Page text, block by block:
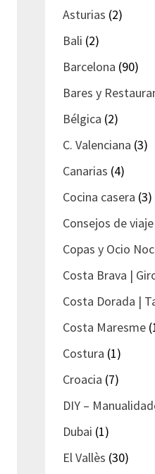
Asturias (2)
Bali (2)
Barcelona (90)
Bares y
Bélgica (2)
C. Valenciana (3)
Canarias (4)
Cocina casera (3)
Consejos de viaje
Copas y Ocio
Costa Brava |
Costa Dorada |
Costa Maresme
Costura (1)
Croacia (7)
DIY –
Dubai (1)
El Vallès (30)